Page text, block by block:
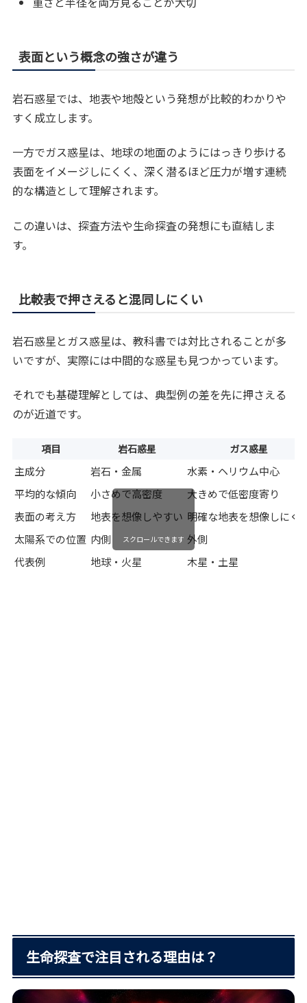
表面という概念の強さが違う
岩石惑星では、地表や地殻という発想が比較的わかりや
すく成立します。
一方でガス惑星は、地球の地面のようにはっきり歩ける
表面をイメージしにくく、深く潜るほど圧力が増す連続
的な構造として理解されます。
この違いは、探査方法や生命探査の発想にも直結しま
す。
比較表で押さえると混同しにくい
岩石惑星とガス惑星は、教科書では対比されることが多
いですが、実際には中間的な惑星も見つかっています。
それでも基礎理解としては、典型例の差を先に押さえる
のが近道です。
項目 岩石惑星 ガス惑星
主成分 岩石・金属
水素・ヘリウム中心
平均的な傾向
小さめで高密度
大きめで低密度寄り
表面の考え方
地表を想像しやすい 明確な地表を想像しにく
太陽系での位置 内側
外側
代表例
地球・火星 木星・土星
スクロールできます
生命探査で注目される理由は？